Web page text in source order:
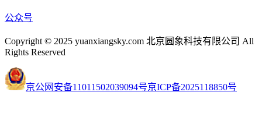
公众号
Copyright © 2025 yuanxiangsky.com 北京圆象科技有限公司 All
Rights Reserved
京公网安备11011502039094号京ICP备2025118850号